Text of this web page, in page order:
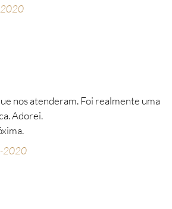
2020
nos atenderam. Foi realmente uma
Adorei.
2020